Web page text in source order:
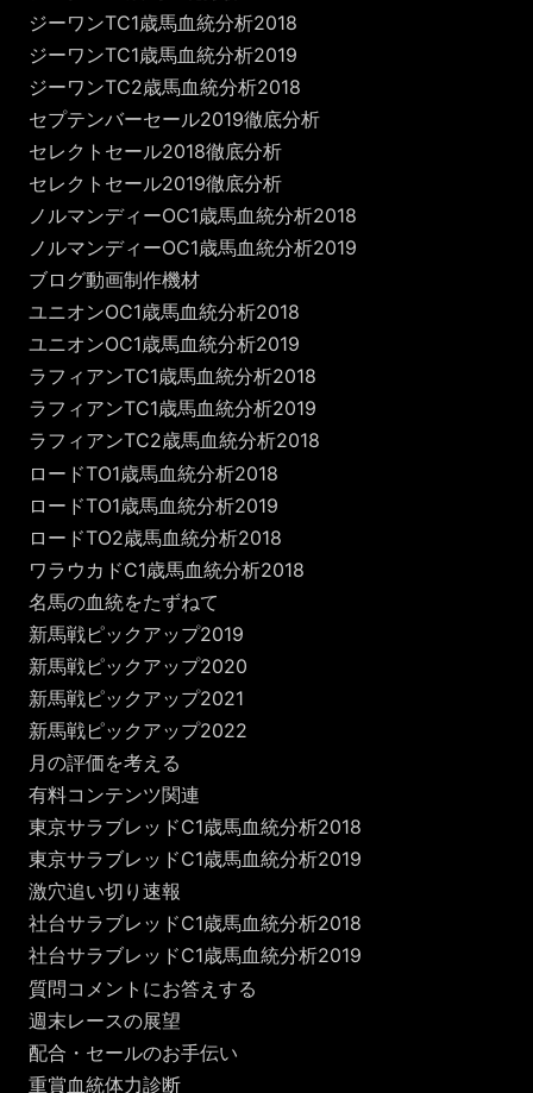
ジーワンTC1歳馬血統分析2018
ジーワンTC1歳馬血統分析2019
ジーワンTC2歳馬血統分析2018
セプテンバーセール2019徹底分析
セレクトセール2018徹底分析
セレクトセール2019徹底分析
ノルマンディーOC1歳馬血統分析2018
ノルマンディーOC1歳馬血統分析2019
ブログ動画制作機材
ユニオンOC1歳馬血統分析2018
ユニオンOC1歳馬血統分析2019
ラフィアンTC1歳馬血統分析2018
ラフィアンTC1歳馬血統分析2019
ラフィアンTC2歳馬血統分析2018
ロードTO1歳馬血統分析2018
ロードTO1歳馬血統分析2019
ロードTO2歳馬血統分析2018
ワラウカドC1歳馬血統分析2018
名馬の血統をたずねて
新馬戦ピックアップ2019
新馬戦ピックアップ2020
新馬戦ピックアップ2021
新馬戦ピックアップ2022
月の評価を考える
有料コンテンツ関連
東京サラブレッドC1歳馬血統分析2018
東京サラブレッドC1歳馬血統分析2019
激穴追い切り速報
社台サラブレッドC1歳馬血統分析2018
社台サラブレッドC1歳馬血統分析2019
質問コメントにお答えする
週末レースの展望
配合・セールのお手伝い
重賞血統体力診断